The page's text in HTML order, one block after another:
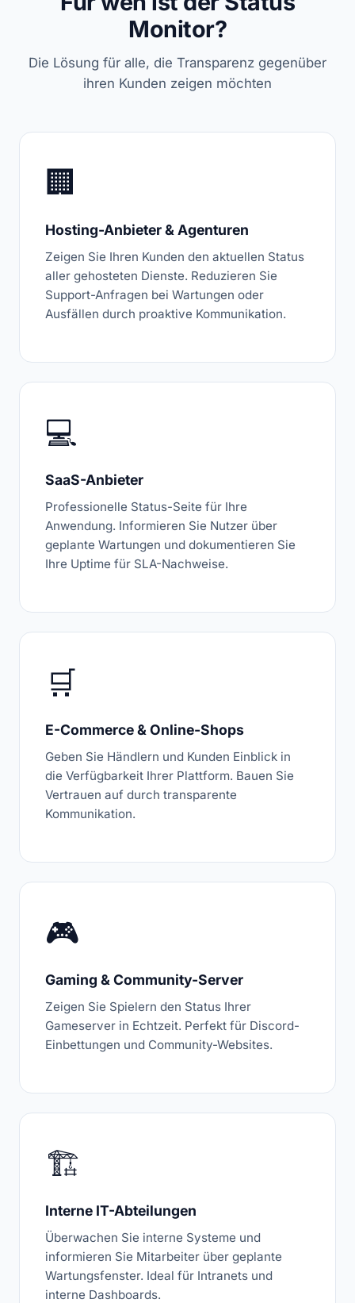
Monitor?
Die Lösung für alle, die Transparenz gegenüber
ihren Kunden zeigen möchten
🏢
Hosting-Anbieter & Agenturen
Zeigen Sie Ihren Kunden den aktuellen Status
aller gehosteten Dienste. Reduzieren Sie
Support-Anfragen bei Wartungen oder
Ausfällen durch proaktive Kommunikation.
💻
SaaS-Anbieter
Professionelle Status-Seite für Ihre
Anwendung. Informieren Sie Nutzer über
geplante Wartungen und dokumentieren Sie
Ihre Uptime für SLA-Nachweise.
🛒
E-Commerce & Online-Shops
Geben Sie Händlern und Kunden Einblick in
die Verfügbarkeit Ihrer Plattform. Bauen Sie
Vertrauen auf durch transparente
Kommunikation.
🎮
Gaming & Community-Server
Zeigen Sie Spielern den Status Ihrer
Gameserver in Echtzeit. Perfekt für Discord-
Einbettungen und Community-Websites.
🏗️
Interne IT-Abteilungen
Überwachen Sie interne Systeme und
informieren Sie Mitarbeiter über geplante
Wartungsfenster. Ideal für Intranets und
interne Dashboards.